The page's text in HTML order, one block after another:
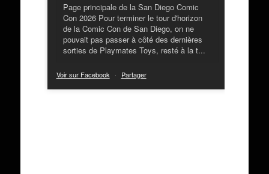
Page principale de la San Diego Comic
Con 2026 Pour terminer le tour d'horizon
de la Comic Con de San Diego, on ne
pouvait pas passer à côté des dernières
sorties de Playmates Toys, resté à la t...
Voir sur Facebook · Partager